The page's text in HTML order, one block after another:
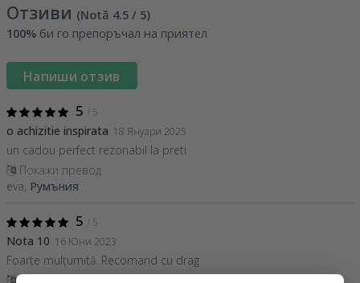
Отзиви (Notă 4.5 / 5)
100% би го препоръчал на приятел
Напиши отзив
5 / 5
o achizitie inspirata 18 Януари 2025
un cadou perfect rezonabil la preti
Покажи превод
eva, Румъния
5 / 5
Nota 10 16 Юни 2023
Foarte mulțumită. Recomand cu drag